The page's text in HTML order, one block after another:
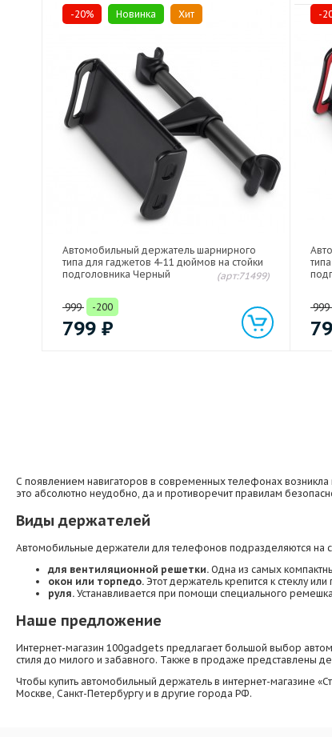
-20% Новинка Хит
Автомобильный держатель шарнирного
типа для гаджетов 4-11 дюймов на стойки
подголовника Черный
(арт:71499)
999 -200
799 ₽
-
999
С появлением навигаторов в современных телефонах
это абсолютно неудобно, да и противоречит правилам
Виды держателей
Автомобильные держатели для телефонов подразделяются на
для вентиляционной решетки. Одна из самых
окон или торпедо. Этот держатель крепится к стеклу
руля. Устанавливается при помощи специального
Наше предложение
Интернет-магазин 100gadgets предлагает большой выбор
стиля до милого и забавного. Также в продаже представлены
Чтобы купить автомобильный держатель в интернет-магазине
Москве, Санкт-Петербургу и в другие города РФ.